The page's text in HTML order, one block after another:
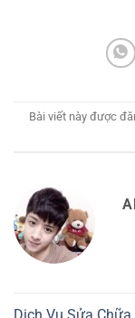
Bài viết này được